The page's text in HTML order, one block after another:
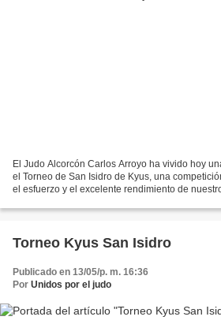
El Judo Alcorcón Carlos Arroyo ha vivido hoy
el Torneo de San Isidro de Kyus, una
el esfuerzo y el excelente rendimiento de
Torneo Kyus San Isidro
Publicado en 13/05/p. m. 16:36
Por Unidos por el judo